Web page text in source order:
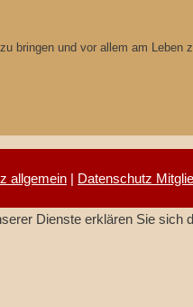
bringen und vor allem am
allgemein | Datenschutz
Dienste erklären Sie sich